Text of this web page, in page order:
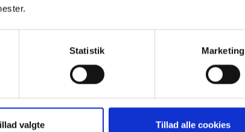
Statistik Marketing
valgte Tillad alle cookies
passer bedst til jer?
mødepakker forneden.